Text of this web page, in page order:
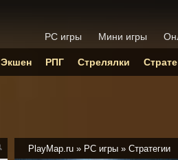
PlayMap.ru » PC игры » Стратегии
PC игры Мини игры
Экшен РПГ Стрелялки